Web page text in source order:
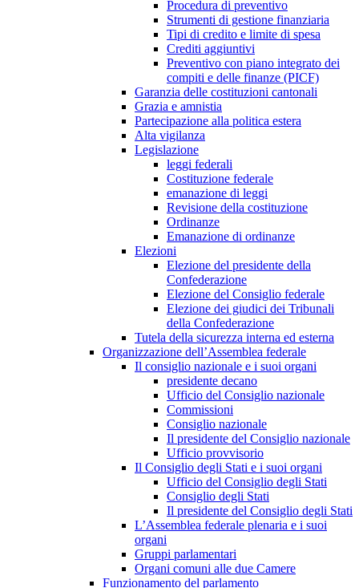
Procedura di preventivo
Strumenti di gestione finanziaria
Tipi di credito e limite di spesa
Crediti aggiuntivi
Preventivo con piano integrato dei
compiti e delle finanze (PICF)
Garanzia delle costituzioni cantonali
Grazia e amnistia
Partecipazione alla politica estera
Alta vigilanza
Legislazione
leggi federali
Costituzione federale
emanazione di leggi
Revisione della costituzione
Ordinanze
Emanazione di ordinanze
Elezioni
Elezione del presidente della
Confederazione
Elezione del Consiglio federale
Elezione dei giudici dei Tribunali
della Confederazione
Tutela della sicurezza interna ed esterna
Organizzazione dell’Assemblea federale
Il consiglio nazionale e i suoi organi
presidente decano
Ufficio del Consiglio nazionale
Commissioni
Consiglio nazionale
Il presidente del Consiglio nazionale
Ufficio provvisorio
Il Consiglio degli Stati e i suoi organi
Ufficio del Consiglio degli Stati
Consiglio degli Stati
Il presidente del Consiglio degli Stati
L’Assemblea federale plenaria e i suoi
organi
Gruppi parlamentari
Organi comuni alle due Camere
Funzionamento del parlamento